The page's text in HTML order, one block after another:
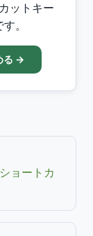
ットキー
。
る →
ョートカ